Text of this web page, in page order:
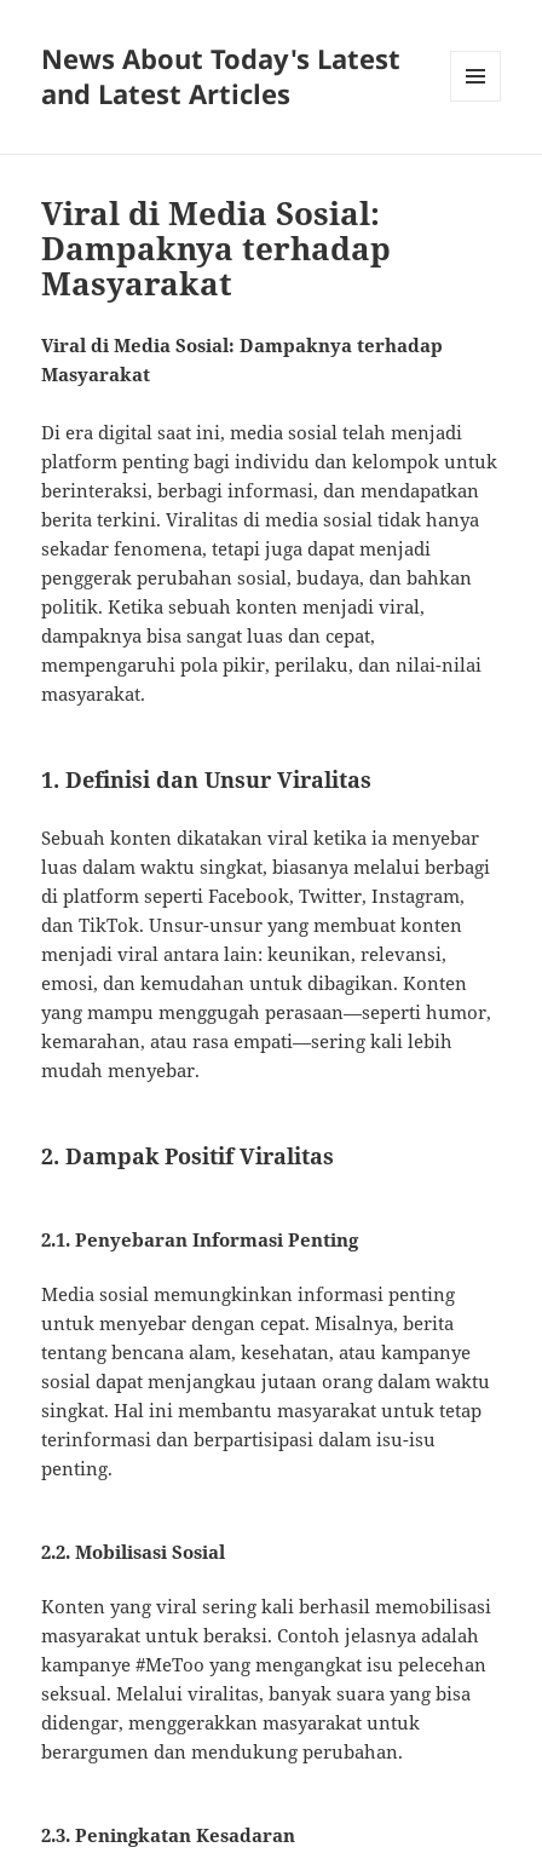
News About Today's Latest
and Latest Articles
Viral di Media Sosial:
Dampaknya terhadap
Masyarakat
Viral di Media Sosial: Dampaknya terhadap
Masyarakat
Di era digital saat ini, media sosial telah menjadi
platform penting bagi individu dan kelompok untuk
berinteraksi, berbagi informasi, dan mendapatkan
berita terkini. Viralitas di media sosial tidak hanya
sekadar fenomena, tetapi juga dapat menjadi
penggerak perubahan sosial, budaya, dan bahkan
politik. Ketika sebuah konten menjadi viral,
dampaknya bisa sangat luas dan cepat,
mempengaruhi pola pikir, perilaku, dan nilai-nilai
masyarakat.
1. Definisi dan Unsur Viralitas
Sebuah konten dikatakan viral ketika ia menyebar
luas dalam waktu singkat, biasanya melalui berbagi
di platform seperti Facebook, Twitter, Instagram,
dan TikTok. Unsur-unsur yang membuat konten
menjadi viral antara lain: keunikan, relevansi,
emosi, dan kemudahan untuk dibagikan. Konten
yang mampu menggugah perasaan—seperti humor,
kemarahan, atau rasa empati—sering kali lebih
mudah menyebar.
2. Dampak Positif Viralitas
2.1. Penyebaran Informasi Penting
Media sosial memungkinkan informasi penting
untuk menyebar dengan cepat. Misalnya, berita
tentang bencana alam, kesehatan, atau kampanye
sosial dapat menjangkau jutaan orang dalam waktu
singkat. Hal ini membantu masyarakat untuk tetap
terinformasi dan berpartisipasi dalam isu-isu
penting.
2.2. Mobilisasi Sosial
Konten yang viral sering kali berhasil memobilisasi
masyarakat untuk beraksi. Contoh jelasnya adalah
kampanye #MeToo yang mengangkat isu pelecehan
seksual. Melalui viralitas, banyak suara yang bisa
didengar, menggerakkan masyarakat untuk
berargumen dan mendukung perubahan.
2.3. Peningkatan Kesadaran